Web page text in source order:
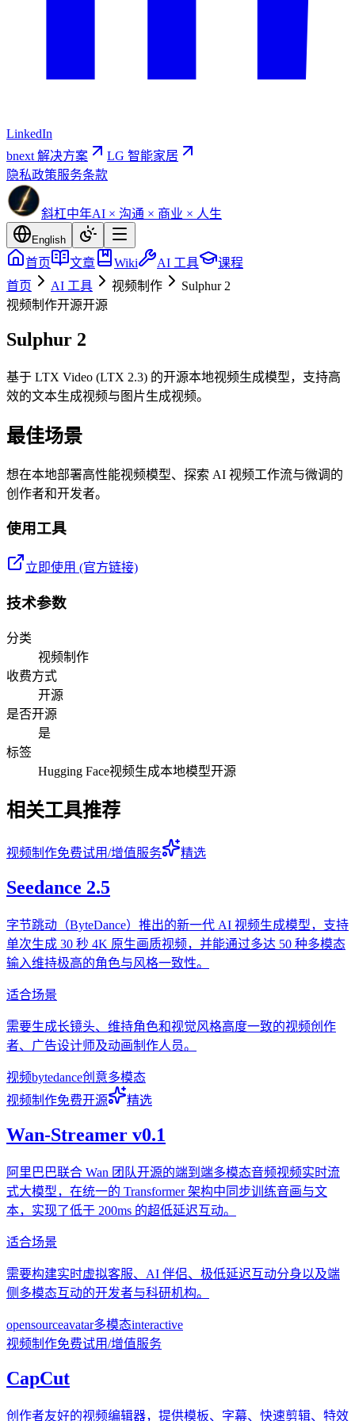
LinkedIn
bnext 解决方案
LG 智能家居
隐私政策服务条款
斜杠中年AI × 沟通 × 商业 × 人生
English
首页 文章 Wiki AI 工具
课程
首页
AI 工具 视频制作
Sulphur 2
视频制作开源开源
Sulphur 2
基于 LTX Video (LTX 2.3) 的开源本地视频生成模型，支持高
效的文本生成视频与图片生成视频。
最佳场景
想在本地部署高性能视频模型、探索 AI 视频工作流与微调的
创作者和开发者。
使用工具
立即使用 (官方链接)
技术参数
分类
视频制作
收费方式
开源
是否开源
是
标签
Hugging Face视频生成本地模型开源
相关工具推荐
视频制作免费试用/增值服务 精选
Seedance 2.5
字节跳动（ByteDance）推出的新一代 AI 视频生成模型，支持
单次生成 30 秒 4K 原生画质视频，并能通过多达 50 种多模态
输入维持极高的角色与风格一致性。
适合场景
需要生成长镜头、维持角色和视觉风格高度一致的视频创作
者、广告设计师及动画制作人员。
视频bytedance创意多模态
视频制作免费开源 精选
Wan-Streamer v0.1
阿里巴巴联合 Wan 团队开源的端到端多模态音频视频实时流
式大模型，在统一的 Transformer 架构中同步训练音画与文
本，实现了低于 200ms 的超低延迟互动。
适合场景
需要构建实时虚拟客服、AI 伴侣、极低延迟互动分身以及端
侧多模态互动的开发者与科研机构。
opensourceavatar多模态interactive
视频制作免费试用/增值服务
CapCut
创作者友好的视频编辑器，提供模板、字幕、快速剪辑、特效